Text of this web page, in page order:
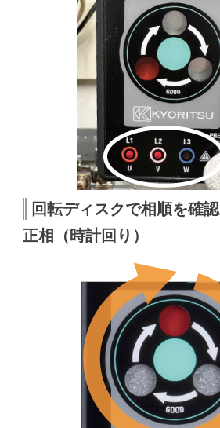
回転ディスクで相順を確認
正相（時計回り）